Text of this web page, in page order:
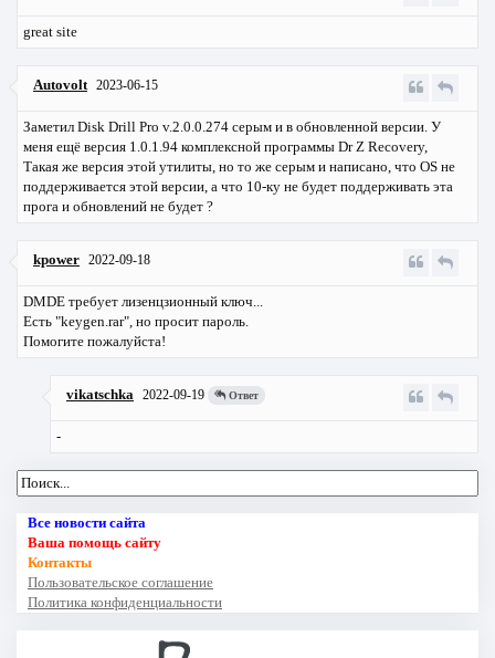
great site
Autovolt 2023-06-15
Заметил Disk Drill Pro v.2.0.0.274 серым и в обновленной версии. У
меня ещё версия 1.0.1.94 комплексной программы Dr Z Recovery,
Такая же версия этой утилиты, но то же серым и написано, что OS не
поддерживается этой версии, а что 10-ку не будет поддерживать эта
прога и обновлений не будет ?
kpower 2022-09-18
DMDE требует лизенцзионный ключ...
Есть "keygen.rar", но просит пароль.
Помогите пожалуйста!
vikatschka 2022-09-19 Ответ
-
Все новости сайта
Ваша помощь сайту
Контакты
Пользовательское соглашение
Политика конфиденциальности